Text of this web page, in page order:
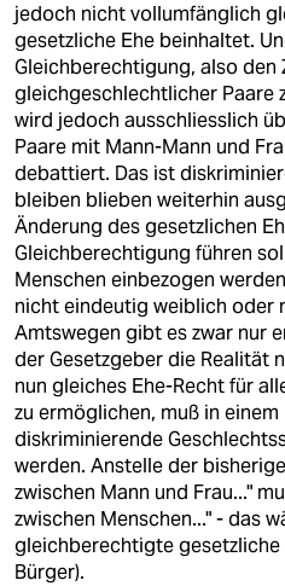
jedoch nicht vollumfänglich
gesetzliche Ehe beinhaltet.
Gleichberechtigung, also den
gleichgeschlechtlicher Paare
wird jedoch ausschliesslich
Paare mit Mann-Mann und
debattiert. Das ist
bleiben blieben weiterhin
Änderung des gesetzlichen
Gleichberechtigung führen
Menschen einbezogen
nicht eindeutig weiblich oder
Amtswegen gibt es zwar nur
der Gesetzgeber die Realität
nun gleiches Ehe-Recht für
zu ermöglichen, muß in
diskriminierende
werden. Anstelle der
zwischen Mann und Frau..."
zwischen Menschen..." - das
gleichberechtigte gesetzliche
Bürger).